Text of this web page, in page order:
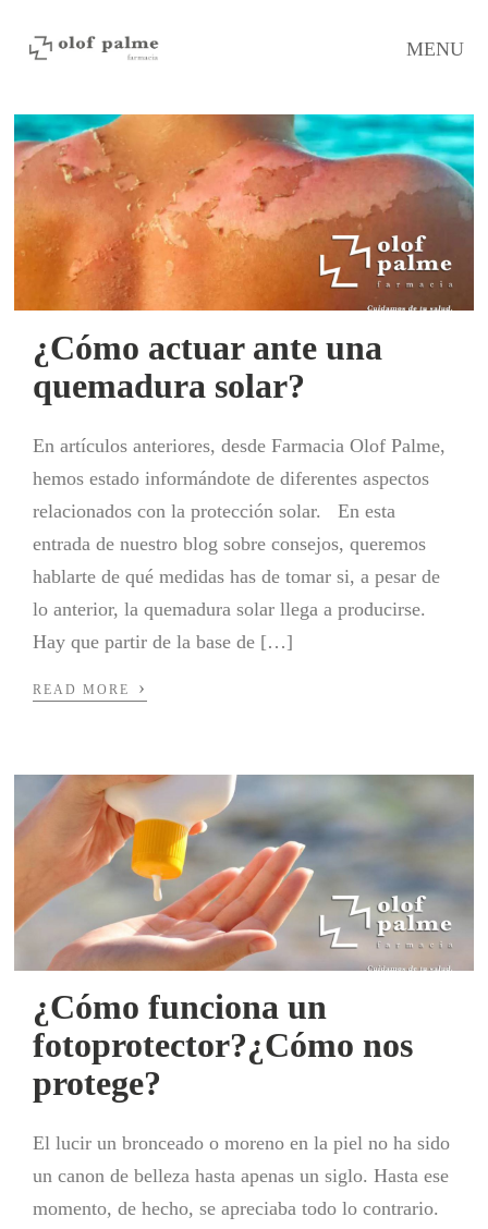
MENU
¿Cómo actuar ante una
quemadura solar?
En artículos anteriores, desde Farmacia Olof Palme,
hemos estado informándote de diferentes aspectos
relacionados con la protección solar. En esta
entrada de nuestro blog sobre consejos, queremos
hablarte de qué medidas has de tomar si, a pesar de
lo anterior, la quemadura solar llega a producirse.
Hay que partir de la base de […]
READ MORE ›
¿Cómo funciona un
fotoprotector?¿Cómo nos
protege?
El lucir un bronceado o moreno en la piel no ha sido
un canon de belleza hasta apenas un siglo. Hasta ese
momento, de hecho, se apreciaba todo lo contrario.